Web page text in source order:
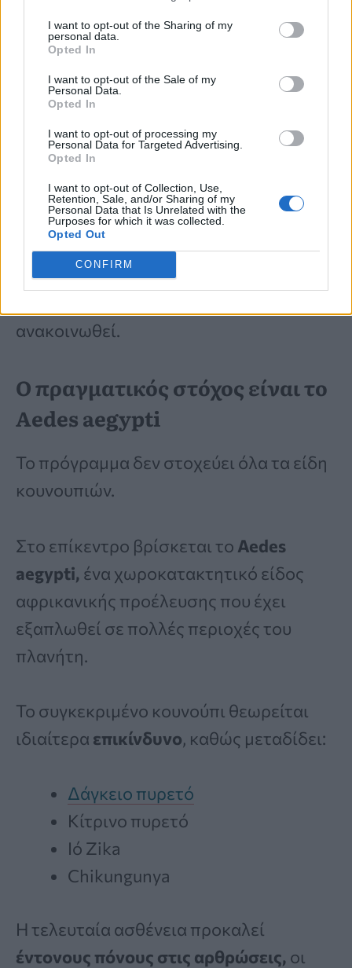
I want to opt-out of the Sharing of my
personal data.
Opted In
I want to opt-out of the Sale of my
Personal Data.
Opted In
I want to opt-out of processing my
Personal Data for Targeted Advertising.
Opted In
I want to opt-out of Collection, Use,
Retention, Sale, and/or Sharing of my
Personal Data that Is Unrelated with the
Purposes for which it was collected.
Opted Out
CONFIRM
αλγορίθμουςκαικαινοτόμες
μηχανολογικές λύσεις
αναγνωρίζουν με μεγάλη ταχύτητα το
φύλο κάθε εντόμου.
Παράλληλα, απαιτείται και η έγκριση
των αμερικανικών αρχών. Η Google έχει
ήδη καταθέσειαίτηση αδειοδότησης
στην Υπηρεσία Προστασίας
Περιβάλλοντος των ΗΠΑ (EPA), ωστόσο
ανακοινωθεί.
Ο πραγματικός στόχος είναι το
Aedes aegypti
Το πρόγραμμα δεν στοχεύει όλα τα είδη
κουνουπιών.
Στο επίκεντρο βρίσκεται το Aedes
aegypti, ένα χωροκατακτητικό είδος
αφρικανικής προέλευσης που έχει
εξαπλωθεί σε πολλές περιοχές του
πλανήτη.
Το συγκεκριμένο κουνούπι θεωρείται
ιδιαίτερα επικίνδυνο, καθώς μεταδίδει:
Δάγκειο πυρετό
Κίτρινο πυρετό
Ιό Zika
Chikungunya
Η τελευταία ασθένεια προκαλεί
έντονους πόνους στις αρθρώσεις, οι